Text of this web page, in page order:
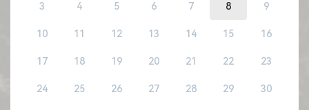
3 4 5 6 7 8 9
10 11 12 13 14 15 16
17 18 19 20 21 22 23
24 25 26 27 28 29 30